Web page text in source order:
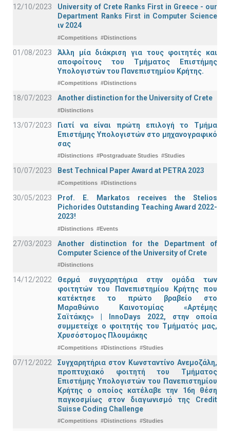
12/10/2023
University of Crete Ranks First in Greece - our
Department Ranks First in Computer Science
ιν 2024
#Competitions #Distinctions
01/08/2023
Άλλη μία διάκριση για τους φοιτητές και
αποφοίτους του Τμήματος Επιστήμης
Υπολογιστών του Πανεπιστημίου Κρήτης.
#Competitions #Distinctions
18/07/2023 Another distinction for the University of Crete
#Distinctions
13/07/2023
Γιατί να είναι πρώτη επιλογή το Τμήμα
Επιστήμης Υπολογιστών στο μηχανογραφικό
σας
#Distinctions #Postgraduate Studies #Studies
10/07/2023 Best Technical Paper Award at PETRA 2023
#Competitions #Distinctions
30/05/2023
Prof. E. Markatos receives the Stelios
Pichorides Outstanding Teaching Award 2022-
2023!
#Distinctions #Events
27/03/2023
Another distinction for the Department of
Computer Science of the University of Crete
#Distinctions
14/12/2022
Θερμά συγχαρητήρια στην ομάδα των
φοιτητών του Πανεπιστημίου Κρήτης που
κατέκτησε το πρώτο βραβείο στο
Μαραθώνιο Καινοτομίας «Αρτέμης
Σαϊτάκης» | InnoDays 2022, στην οποία
συμμετείχε ο φοιτητής του Τμήματός μας,
Χρυσόστομος Πλουμάκης
#Competitions #Distinctions #Studies
07/12/2022
Συγχαρητήρια στον Κωνσταντίνο Ανεμοζάλη,
προπτυχιακό φοιτητή του Τμήματος
Επιστήμης Υπολογιστών του Πανεπιστημίου
Κρήτης ο οποίος κατέλαβε την 16η θέση
παγκοσμίως στον διαγωνισμό της Credit
Suisse Coding Challenge
#Competitions #Distinctions #Studies